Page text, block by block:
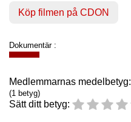
Köp filmen på CDON
Dokumentär :
Medlemmarnas medelbetyg:
(1 betyg)
Sätt ditt betyg: